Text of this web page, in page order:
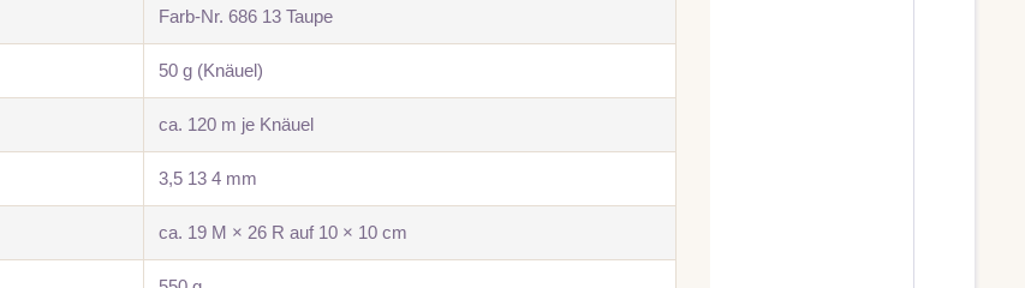
Farb-Nr. 686 13 Taupe
50 g (Knäuel)
ca. 120 m je Knäuel
3,5 13 4 mm
ca. 19 M × 26 R auf 10 × 10 cm